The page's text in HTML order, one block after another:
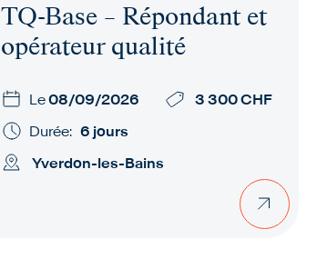
TQ-Base – Répondant et
opérateur qualité
Le08/09/2026
3 300 CHF
Durée: 6 jours
Yverdon-les-Bains